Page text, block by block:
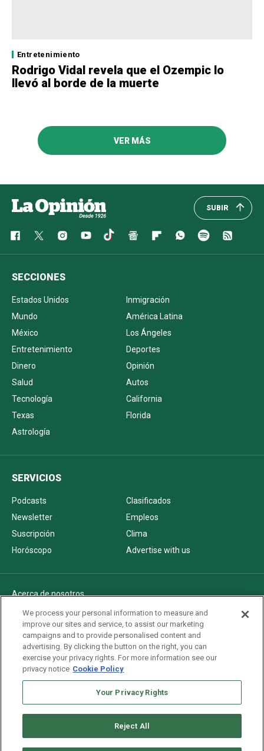
Entretenimiento
Rodrigo Vidal revela que el Ozempic lo
llevó al borde de la muerte
VER MÁS
SUBIR
SECCIONES
Estados Unidos
Inmigración
Mundo
América Latina
México
Los Ángeles
Entretenimiento
Deportes
Dinero
Opinión
Salud
Autos
Tecnología
California
Texas
Florida
Astrología
SERVICIOS
Podcasts
Clasificados
Newsletter
Empleos
Suscripción
Clima
Horóscopo
Advertise with us
Acerca de nosotros
Politica de privacidad
Pautas Editoriales
AdChoices
Advertise with us
Newsletters
We process your personal information to measure and
improve our sites and service, to assist our marketing
campaigns and to provide personalised content and
advertising. By clicking the button on the right, you can
exercise your privacy rights. For more information see our
privacy notice Cookie Policy
Your Privacy Rights
Reject All